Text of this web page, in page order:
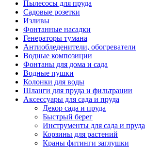
Пылесосы для пруда
Садовые розетки
Изливы
Фонтанные насадки
Генераторы тумана
Антиобледенители, обогреватели
Водные композиции
Фонтаны для дома и сада
Водные пушки
Колонки для воды
Шланги для пруда и фильтрации
Аксессуары для сада и пруда
Декор сада и пруда
Быстрый берег
Инструменты для сада и пруда
Корзины для растений
Краны фитинги заглушки